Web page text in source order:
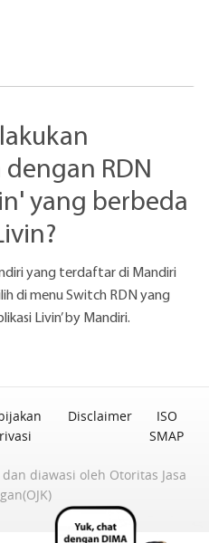
RDN
yang berbeda
yang terdaftar di Mandiri
di menu Switch RDN yang
Livin’ by Mandiri.
Disclaimer
ISO
SMAP
diawasi oleh Otoritas Jasa